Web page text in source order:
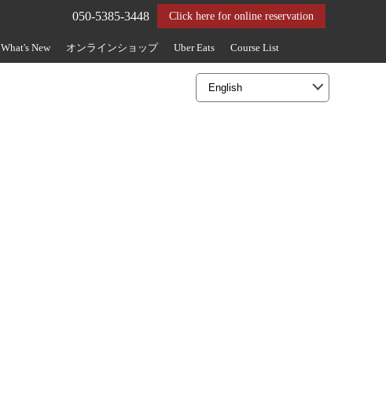
Click here for online reservation
050-5385-3448
What's New オンラインショップ Uber Eats Course List